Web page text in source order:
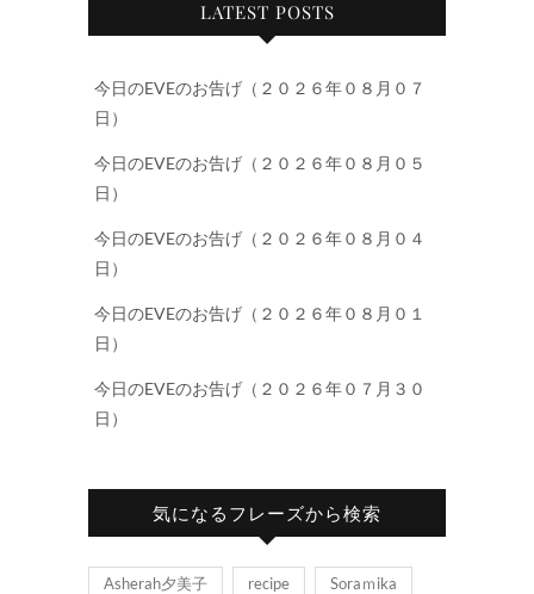
LATEST POSTS
今日のEVEのお告げ（２０２６年０８月０７
日）
今日のEVEのお告げ（２０２６年０８月０５
日）
今日のEVEのお告げ（２０２６年０８月０４
日）
今日のEVEのお告げ（２０２６年０８月０１
日）
今日のEVEのお告げ（２０２６年０７月３０
日）
気になるフレーズから検索
Asherah夕美子 recipe Soraｍika